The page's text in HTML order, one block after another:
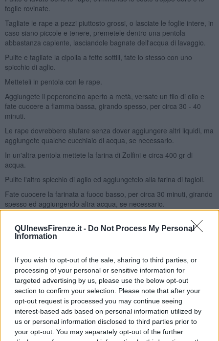
QUInewsFirenze.it - Do Not Process My Personal
Information
If you wish to opt-out of the sale, sharing to third parties, or
processing of your personal or sensitive information for
targeted advertising by us, please use the below opt-out
section to confirm your selection. Please note that after your
opt-out request is processed you may continue seeing
interest-based ads based on personal information utilized by
us or personal information disclosed to third parties prior to
your opt-out. You may separately opt-out of the further
foglie rovinate.
Tagliate le rape a pezzi piuttosto grossi, o lasciate le foglie intere, in
caso siano piccole e tenere, premetele dentro una pentola
abbastanza capiente, lasciandole bagnate dell'acqua di lavaggio.
Pulite e tagliate la cipolla a fette sottili, fate lo stesso con uno
spicchio di aglio.
Metteteli in pentola con le rape.
Aggiungete il peperoncino aperto a metà, versate un filo di olio e
fate cuocere a fiamma bassa, girando spesso, per circa 30 - 40
minuti.
Le rape dovrebbero stufare senza dover aggiungere altri liquidi, ma
aggiungete qualche cucchiaio di acqua, se necessario.
In un'altra pentola mettete la farina di Zolfini e circa 400 gr di
acqua.
Pulite l'altro spicchio di aglio ed aggiungetelo alla farina di fagioli.
Fate cuocere la farinata a fuoco basso, per circa 30 minuti, girando
spesso ed aggiungendo altra acqua, se necessario.
A fine cottura, salate leggermente sia le rape che i fagioli, facendo
attenzione alla naturale sapidità dei due alimenti.
Servite la passata di fagioli in un piatto fondo, aggiungendo al
centro un turbante di rape stufate.
Spolverate con pepe nero e versate un filo di olio.
Servite come piatto unico, se volete accompagnando con un
crostone di pane grigliato.
Seguimi su http://peudepiment.blogspot.com